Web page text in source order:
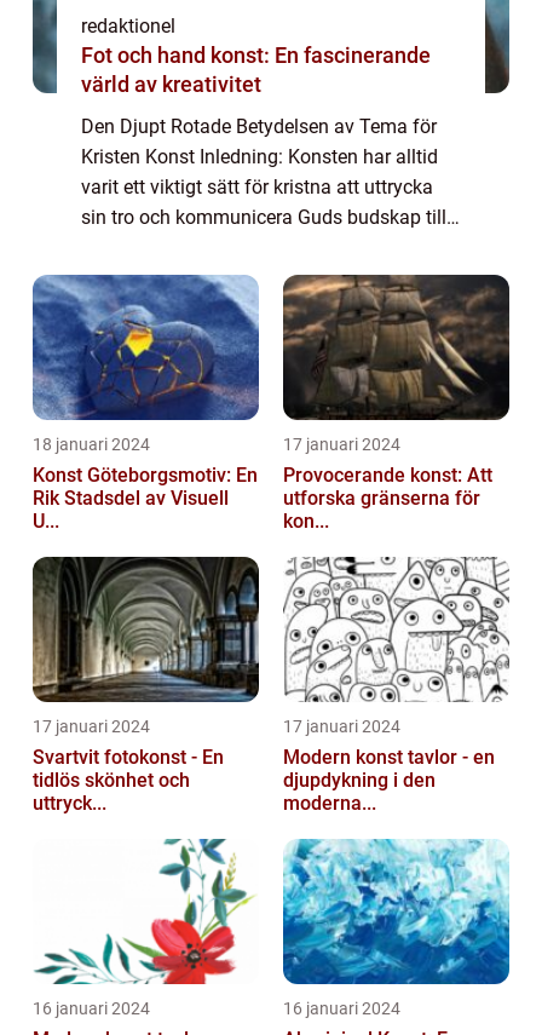
redaktionel
Fot och hand konst: En fascinerande
värld av kreativitet
Den Djupt Rotade Betydelsen av Tema för
Kristen Konst Inledning: Konsten har alltid
varit ett viktigt sätt för kristna att uttrycka
sin tro och kommunicera Guds budskap till
har kristen konst utvecklats och oms...
18 januari 2024
Konst Göteborgsmotiv: En
Rik Stadsdel av Visuell
U...
17 januari 2024
Provocerande konst: Att
utforska gränserna för
kon...
17 januari 2024
Svartvit fotokonst - En
tidlös skönhet och
uttryck...
17 januari 2024
Modern konst tavlor - en
djupdykning i den
moderna...
16 januari 2024 16 januari 2024